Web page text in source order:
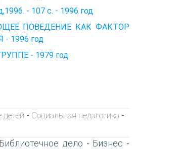
- 107 с. - 1996 год
ПОВЕДЕНИЕ КАК ФАКТОР
1996 год
- 1979 год
детей - Социальная педагогика -
Библиотечное дело - Бизнес -